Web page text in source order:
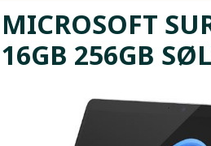
MICROSOFT
16GB 256GB